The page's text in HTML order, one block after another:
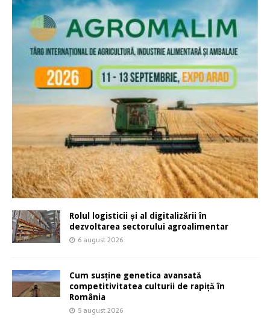
Rolul logisticii și al digitalizării în
dezvoltarea sectorului agroalimentar
6 august 2026
Cum susține genetica avansată
competitivitatea culturii de rapiță în
România
5 august 2026